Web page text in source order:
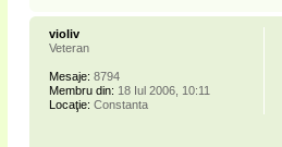
violiv
Veteran
Mesaje: 8794
Membru din: 18 Iul 2006, 10:11
Locaţie: Constanta